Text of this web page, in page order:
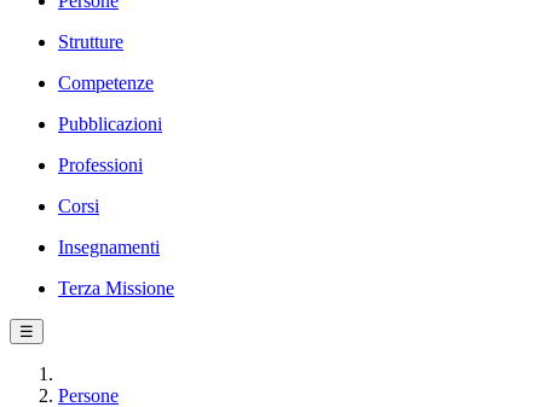
Strutture
Competenze
Pubblicazioni
Professioni
Corsi
Insegnamenti
Terza Missione
☰
Persone